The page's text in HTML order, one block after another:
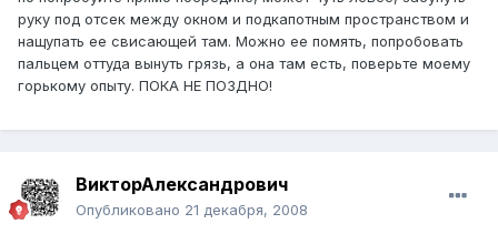
руку под отсек между окном и подкапотным пространством и
нащупать ее свисающей там. Можно ее помять, попробовать
пальцем оттуда вынуть грязь, а она там есть, поверьте моему
горькому опыту. ПОКА НЕ ПОЗДНО!
ВикторАлександрович
Опубликовано 21 декабря, 2008